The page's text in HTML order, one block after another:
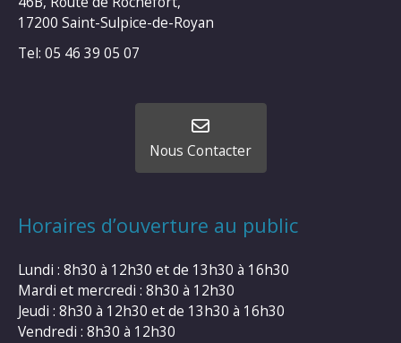
17200 Saint-Sulpice-de-Royan
Tel: 05 46 39 05 07
Nous Contacter
Horaires d’ouverture au public
Lundi : 8h30 à 12h30 et de 13h30 à 16h30
Mardi et mercredi : 8h30 à 12h30
Jeudi : 8h30 à 12h30 et de 13h30 à 16h30
Vendredi : 8h30 à 12h30